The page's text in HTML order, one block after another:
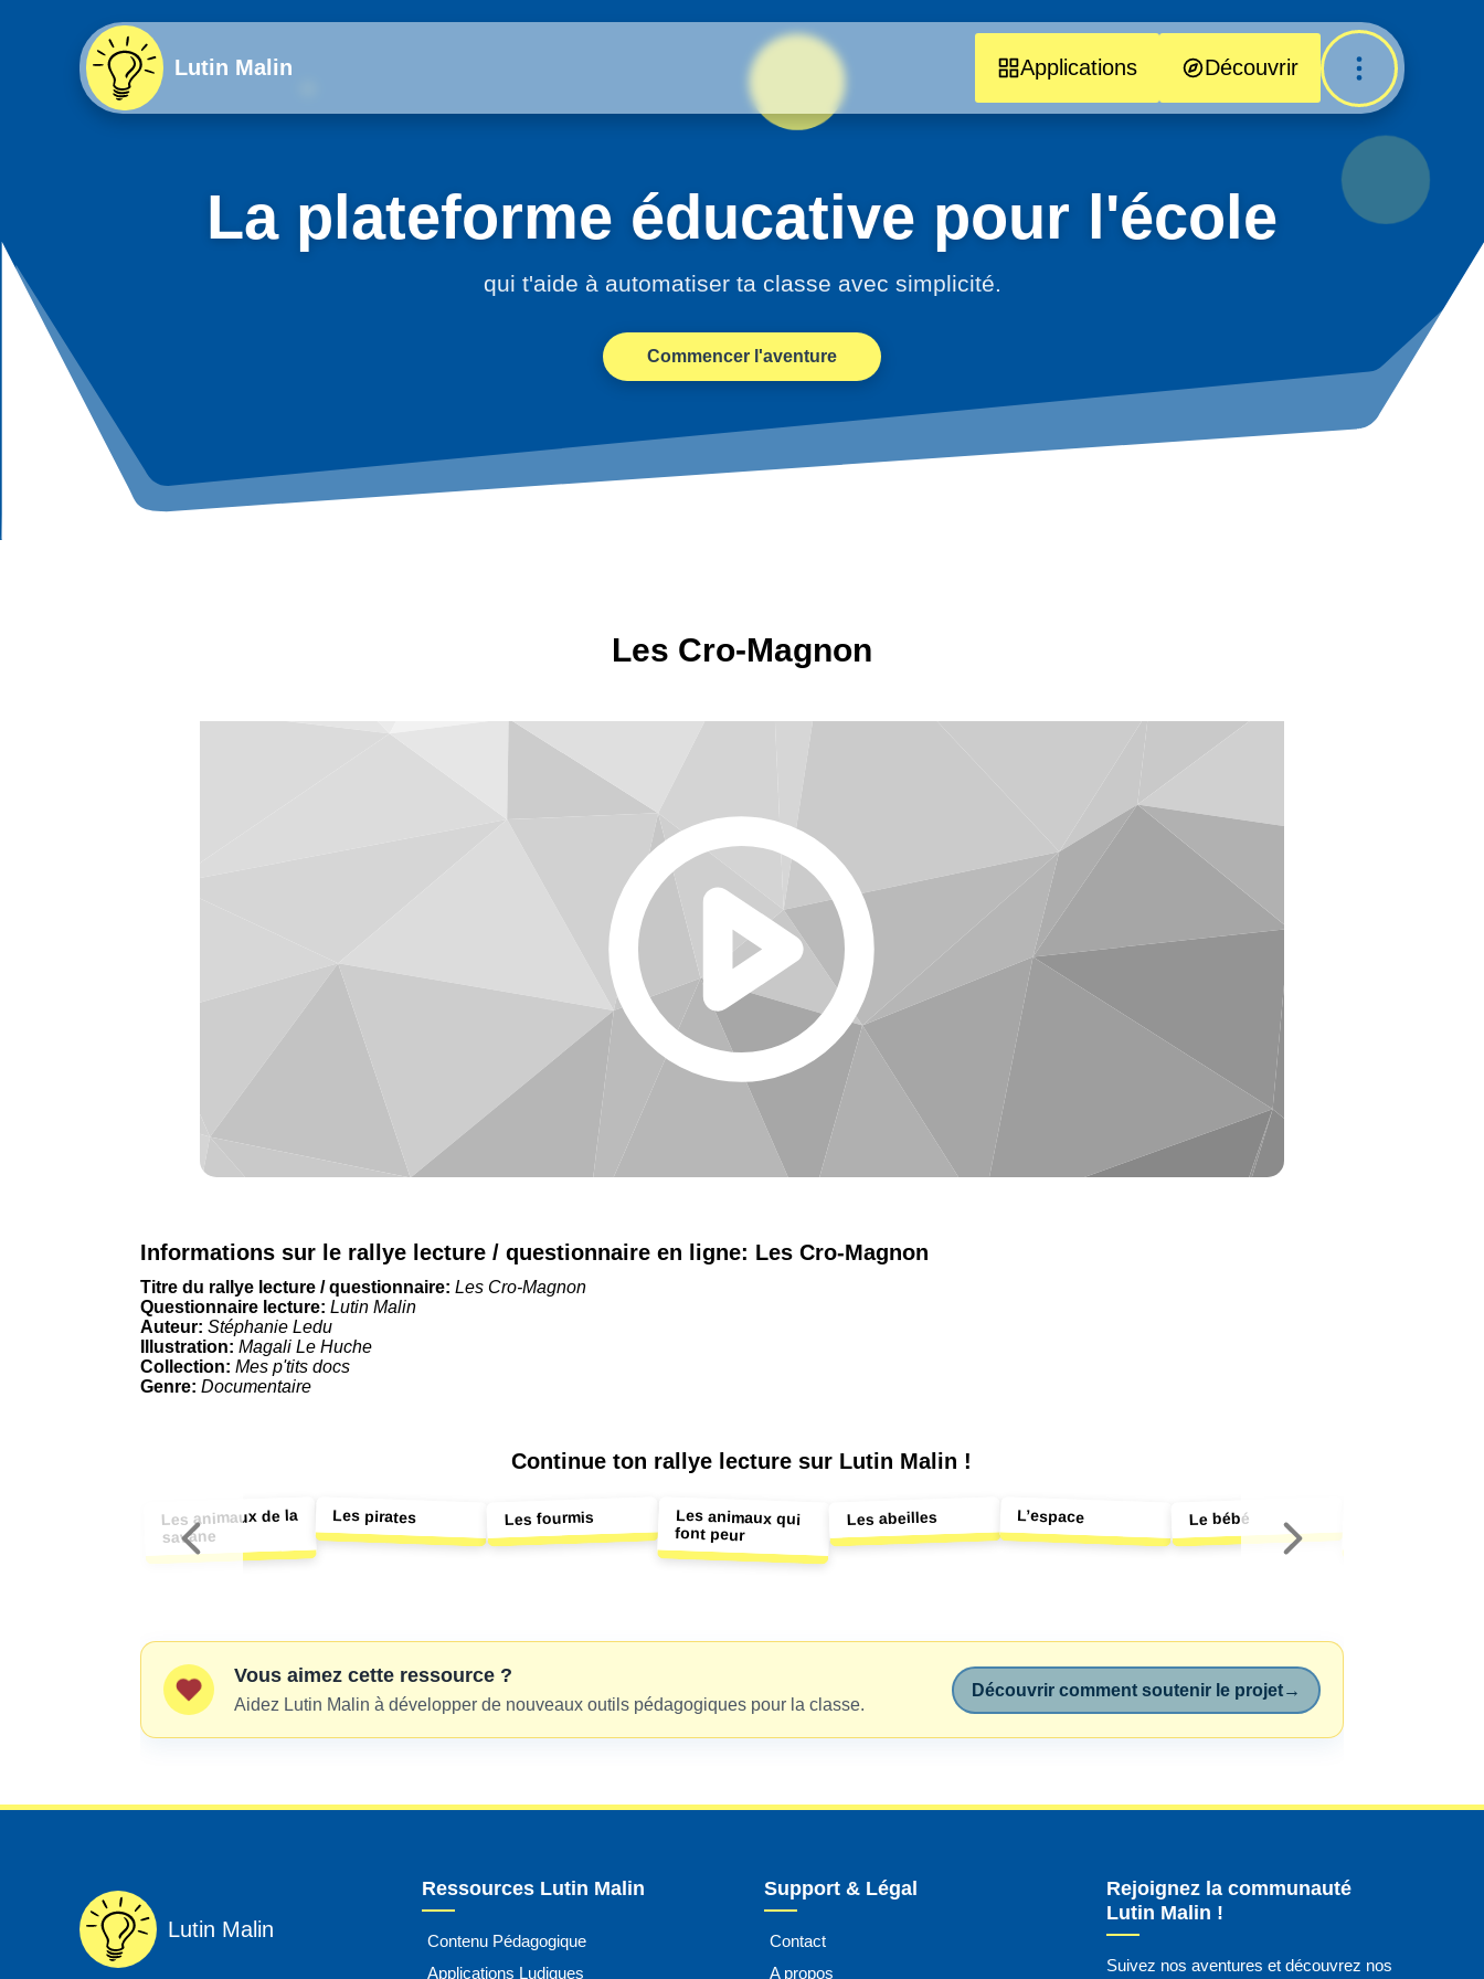
Lutin Malin Applications Découvrir
La plateforme éducative pour l'école
qui t'aide à automatiser ta classe avec simplicité.
Commencer l'aventure
Les Cro-Magnon
Informations sur le rallye lecture / questionnaire en ligne: Les Cro-Magnon
Titre du rallye lecture / questionnaire: Les Cro-Magnon
Questionnaire lecture: Lutin Malin
Auteur: Stéphanie Ledu
Illustration: Magali Le Huche
Collection: Mes p'tits docs
Genre: Documentaire
Continue ton rallye lecture sur Lutin Malin !
Les animaux de la
savane
Les pirates Les fourmis Les animaux qui
font peur
Les abeilles L’espace Le bébé
Vous aimez cette ressource ?
Aidez Lutin Malin à développer de nouveaux outils pédagogiques pour la classe.
Découvrir comment soutenir le projet→
Lutin Malin
Ressources Lutin Malin
Contenu Pédagogique
Applications Ludiques
Support & Légal
Contact
A propos
Rejoignez la communauté
Lutin Malin !
Suivez nos aventures et découvrez nos